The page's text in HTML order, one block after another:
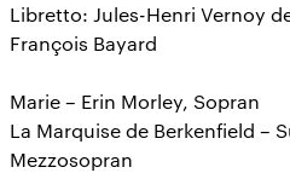
Libretto: Jules-Henri Vernoy
François Bayard
Marie – Erin Morley, Sopran
La Marquise de Berkenfield –
Mezzosopran